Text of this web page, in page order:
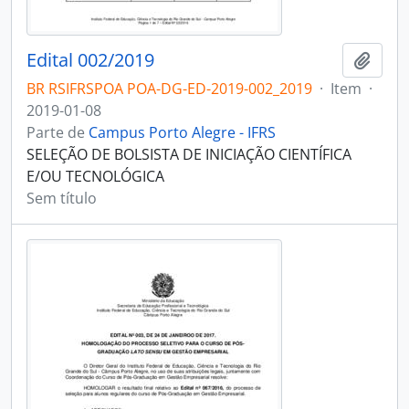
Edital 002/2019
BR RSIFRSPOA POA-DG-ED-2019-002_2019 · Item ·
2019-01-08
Parte de Campus Porto Alegre - IFRS
SELEÇÃO DE BOLSISTA DE INICIAÇÃO CIENTÍFICA
E/OU TECNOLÓGICA
Sem título